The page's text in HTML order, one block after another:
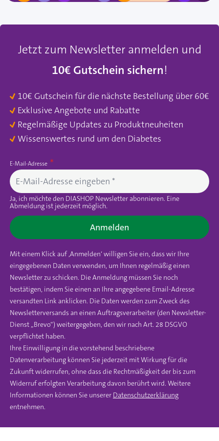
Jetzt zum Newsletter anmelden und
10€ Gutschein sichern!
10€ Gutschein für die nächste Bestellung über 60€
Exklusive Angebote und Rabatte
Regelmäßige Updates zu Produktneuheiten
Wissenswertes rund um den Diabetes
E-Mail-Adresse
Ja, ich möchte den DIASHOP Newsletter abonnieren. Eine
Abmeldung ist jederzeit möglich.
Anmelden
Mit einem Klick auf ‚Anmelden‘ willigen Sie ein, dass wir Ihre
eingegebenen Daten verwenden, um Ihnen regelmäßig einen
Newsletter zu schicken. Die Anmeldung müssen Sie noch
bestätigen, indem Sie einen an Ihre angegebene Email-Adresse
versandten Link anklicken. Die Daten werden zum Zweck des
Newsletterversands an einen Auftragsverarbeiter (den Newsletter-
Dienst „Brevo“) weitergegeben, den wir nach Art. 28 DSGVO
verpflichtet haben.
Ihre Einwilligung in die vorstehend beschriebene
Datenverarbeitung können Sie jederzeit mit Wirkung für die
Zukunft widerrufen, ohne dass die Rechtmäßigkeit der bis zum
Widerruf erfolgten Verarbeitung davon berührt wird. Weitere
Informationen können Sie unserer Datenschutzerklärung
entnehmen.